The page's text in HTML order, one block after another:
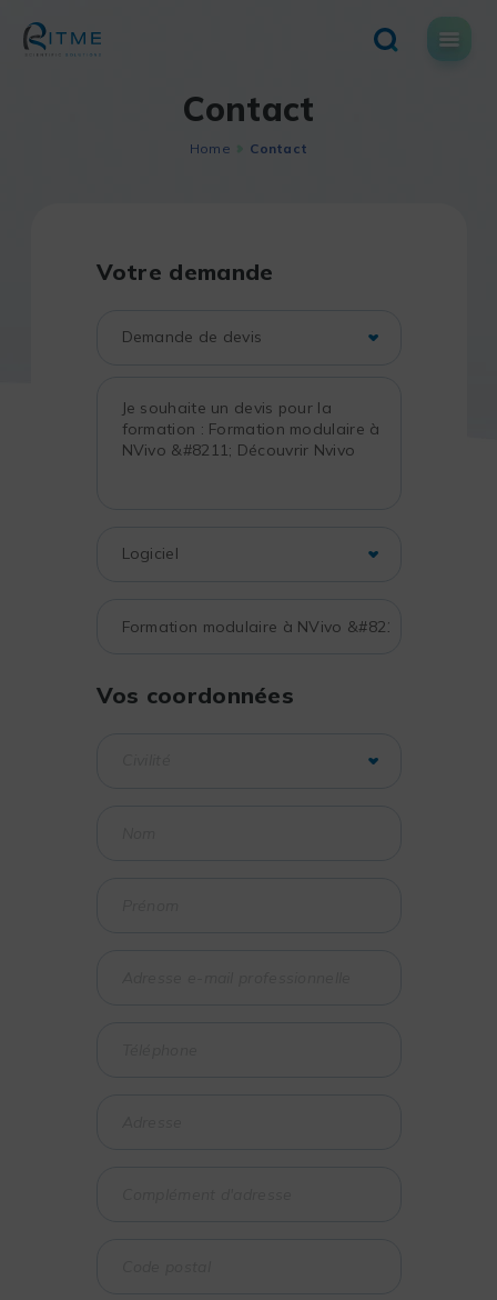
content
Contact
Home Contact
Votre demande
Vos coordonnées